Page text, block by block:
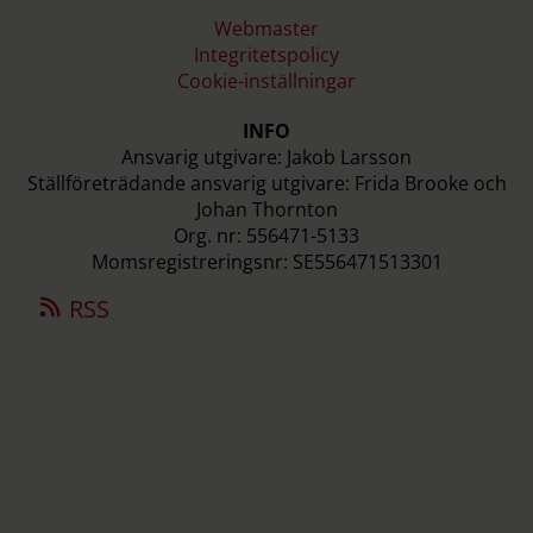
Webmaster
Integritetspolicy
Cookie-inställningar
INFO
Ansvarig utgivare: Jakob Larsson
Ställföreträdande ansvarig utgivare: Frida Brooke och
Johan Thornton
Org. nr: 556471-5133
Momsregistreringsnr: SE556471513301
RSS